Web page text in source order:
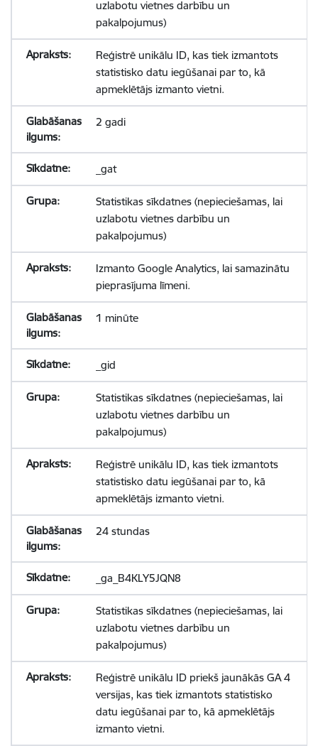
uzlabotu vietnes darbību un
pakalpojumus)
Reģistrē unikālu ID, kas tiek izmantots
statistisko datu iegūšanai par to, kā
apmeklētājs izmanto vietni.
2 gadi
_gat
Statistikas sīkdatnes (nepieciešamas, lai
uzlabotu vietnes darbību un
pakalpojumus)
Izmanto Google Analytics, lai samazinātu
pieprasījuma līmeni.
1 minūte
_gid
Statistikas sīkdatnes (nepieciešamas, lai
uzlabotu vietnes darbību un
pakalpojumus)
Reģistrē unikālu ID, kas tiek izmantots
statistisko datu iegūšanai par to, kā
apmeklētājs izmanto vietni.
24 stundas
_ga_B4KLY5JQN8
Statistikas sīkdatnes (nepieciešamas, lai
uzlabotu vietnes darbību un
pakalpojumus)
Reģistrē unikālu ID priekš jaunākās GA 4
versijas, kas tiek izmantots statistisko
datu iegūšanai par to, kā apmeklētājs
izmanto vietni.